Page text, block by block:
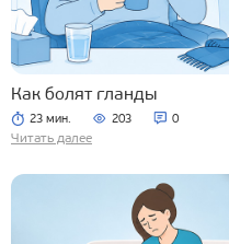
Как болят гланды
23 мин. 203 0
Читать далее